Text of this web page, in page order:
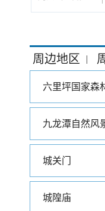
周边地区 |
六里坪国家森
九龙潭自然风
城关门
城隍庙